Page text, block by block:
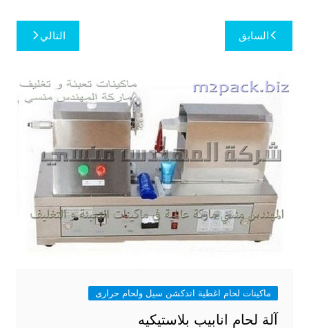
تصفّح
المقالات
السابق التالي
ماكينات لحام اغطية اندكشن سيل ولحام حرارى
آلة لحام انابيب بلاستيكيه